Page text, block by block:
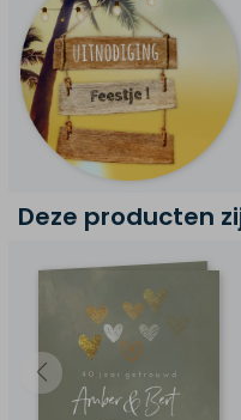
Deze producten